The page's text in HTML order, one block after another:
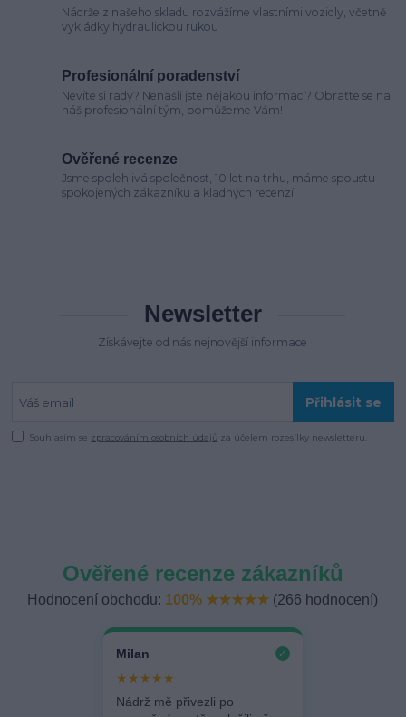
Nádrže z našeho skladu rozvážíme vlastními vozidly, včetně
vykládky hydraulickou rukou
Profesionální poradenství
Nevíte si rady? Nenašli jste nějakou informaci? Obraťte se na
náš profesionální tým, pomůžeme Vám!
Ověřené recenze
Jsme spolehlivá společnost, 10 let na trhu, máme spoustu
spokojených zákazníku a kladných recenzí
Newsletter
Získávejte od nás nejnovější informace
Přihlásit se
Souhlasím se zpracováním osobních údajů za účelem rozesílky newsletteru.
Ověřené recenze zákazníků
Hodnocení obchodu: 100% ★★★★★ (266 hodnocení)
Milan ✓
★★★★★
Nádrž mě přivezli po